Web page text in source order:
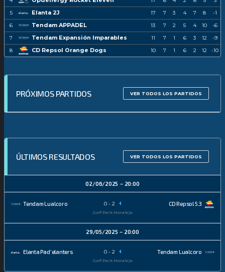
5
Elanta 2J 17 7 3 4 7 8
-1
6
Tendam APPADEL 13 7 2 5 4 10
-6
7
Tendam Expansión Imparables 11 7 1 6 3 12
-9
8
CD Repsol Orange Dogs 10 7 1 6 2 12 -10
PRÓXIMOS PARTIDOS VER TODOS LOS PARTIDOS
ÚLTIMOS RESULTADOS VER TODOS LOS PARTIDOS
02/06/2025 20:00
Tendam Lualcoro CD Repsol 5.3
0 - 2
Golf Park Moraleja
29/05/2025 20:00
Elanta Pad’elanters Tendam Lualcoro
0 - 2
Golf Park Moraleja